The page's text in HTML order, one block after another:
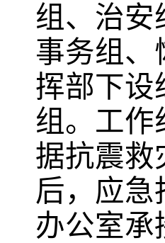
组、治安
事务组、
挥部下设
组。工作
据抗震救
后，应急
办公室承